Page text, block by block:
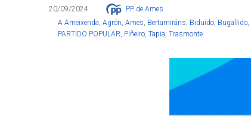
20/09/2024
PP de Ames
A Ameixenda, Agrón, Ames, Bertamiráns, Biduído, Bugallido,
PARTIDO POPULAR, Piñeiro, Tapia, Trasmonte